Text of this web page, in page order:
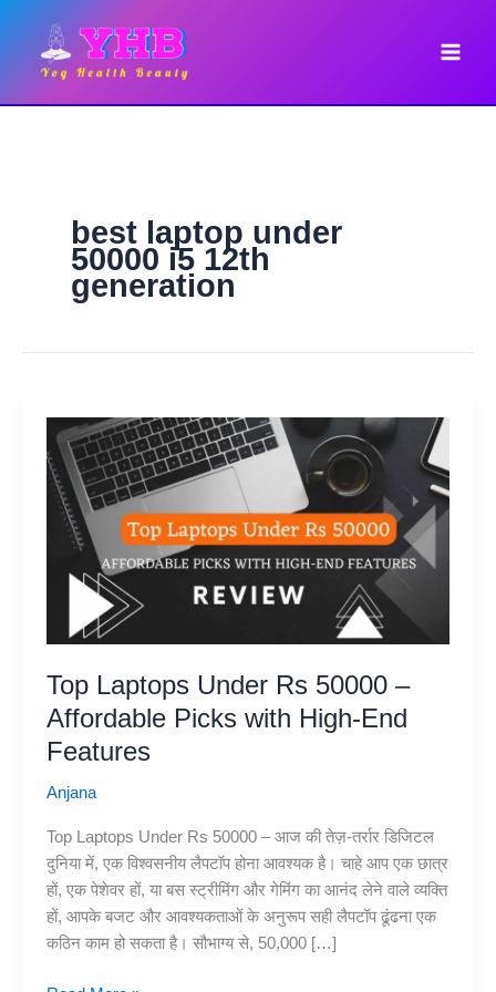
content
best laptop under
50000 i5 12th
generation
Top Laptops Under Rs 50000 –
Affordable Picks with High-End
Features
Anjana
Top Laptops Under Rs 50000 – आज की तेज़-तर्रार डिजिटल
दुनिया में, एक विश्वसनीय लैपटॉप होना आवश्यक है। चाहे आप एक छात्र
हों, एक पेशेवर हों, या बस स्ट्रीमिंग और गेमिंग का आनंद लेने वाले व्यक्ति
हों, आपके बजट और आवश्यकताओं के अनुरूप सही लैपटॉप ढूंढना एक
कठिन काम हो सकता है। सौभाग्य से, 50,000 […]